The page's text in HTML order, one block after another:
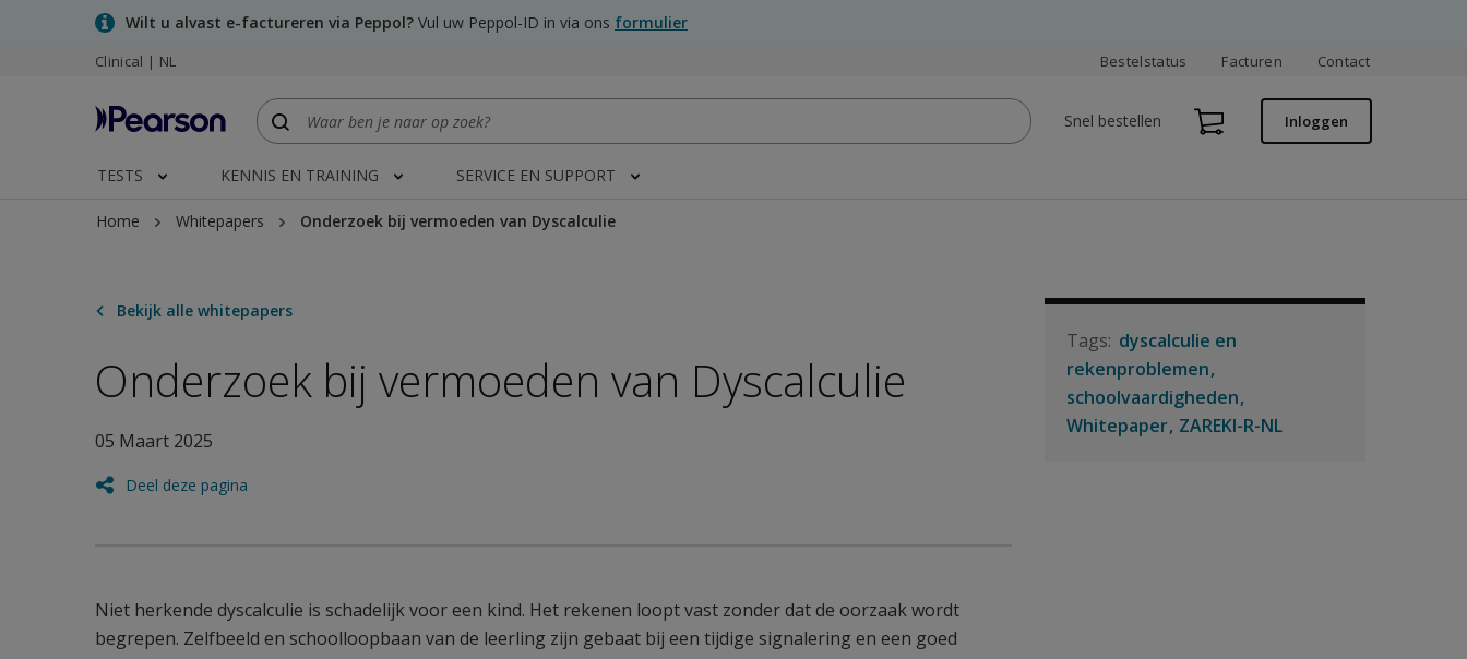
Wilt u alvast e-factureren via Peppol? Vul uw Peppol-ID in via ons formulier
Clinical | NL Bestelstatus Facturen Contact
Snel bestellen Inloggen
TESTS KENNIS EN TRAINING SERVICE EN SUPPORT
Home Whitepapers Onderzoek bij vermoeden van Dyscalculie
Bekijk alle whitepapers
Onderzoek bij vermoeden van Dyscalculie
05 Maart 2025
Deel deze pagina
Niet herkende dyscalculie is schadelijk voor een kind. Het rekenen loopt vast zonder dat de oorzaak wordt
begrepen. Zelfbeeld en schoolloopbaan van de leerling zijn gebaat bij een tijdige signalering en een goed
dyscalculie en
rekenproblemen
schoolvaardigheden
Whitepaper ZAREKI-R-NL